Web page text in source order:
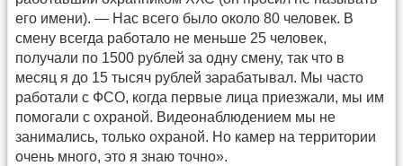
его имени). — Нас всего было около 80 человек. В
смену всегда работало не меньше 25 человек,
получали по 1500 рублей за одну смену, так что в
месяц я до 15 тысяч рублей зарабатывал. Мы часто
работали с ФСО, когда первые лица приезжали, мы им
помогали с охраной. Видеонаблюдением мы не
занимались, только охраной. Но камер на территории
очень много, это я знаю точно».